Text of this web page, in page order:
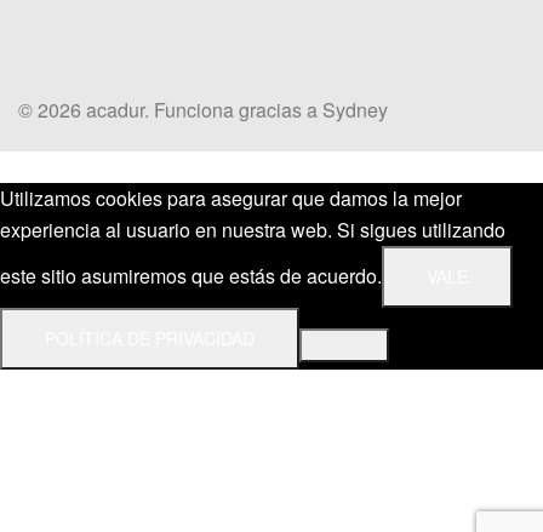
© 2026 acadur. Funciona gracias a Sydney
Utilizamos cookies para asegurar que damos la mejor
experiencia al usuario en nuestra web. Si sigues utilizando
este sitio asumiremos que estás de acuerdo.